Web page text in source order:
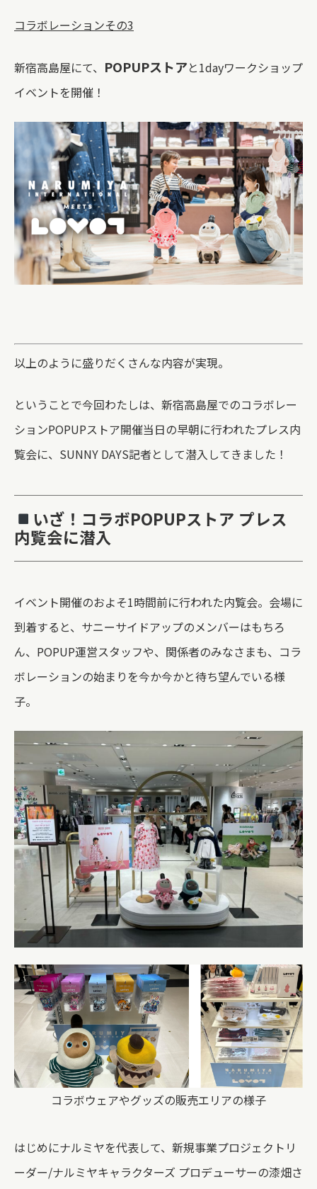
コラボレーションその3
新宿高島屋にて、 POPUPストアと1dayワークショップ
イベントを開催！
以上のように盛りだくさんな内容が実現。
ということで今回わたしは、新宿高島屋でのコラボレー
ションPOPUPストア開催当日の早朝に行われたプレス内
覧会に、SUNNY DAYS記者として潜入してきました！
いざ！コラボPOPUPストア プレス
内覧会に潜入
イベント開催のおよそ1時間前に行われた内覧会。会場に
到着すると、サニーサイドアップのメンバーはもちろ
ん、POPUP運営スタッフや、関係者のみなさまも、コラ
ボレーションの始まりを今か今かと待ち望んでいる様
子。
コラボウェアやグッズの販売エリアの様子
はじめにナルミヤを代表して、新規事業プロジェクトリ
ーダー/ナルミヤキャラクターズ プロデューサーの漆畑さ